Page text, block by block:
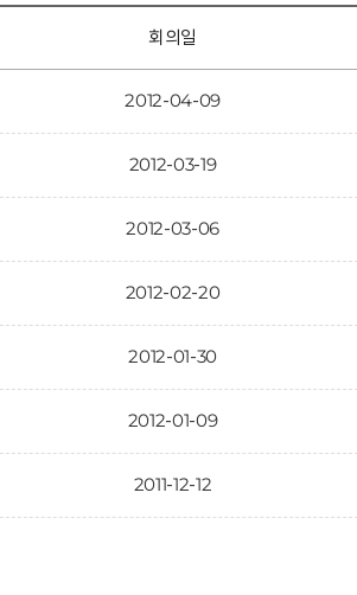
회의일
2012-04-09
2012-03-19
2012-03-06
2012-02-20
2012-01-30
2012-01-09
2011-12-12